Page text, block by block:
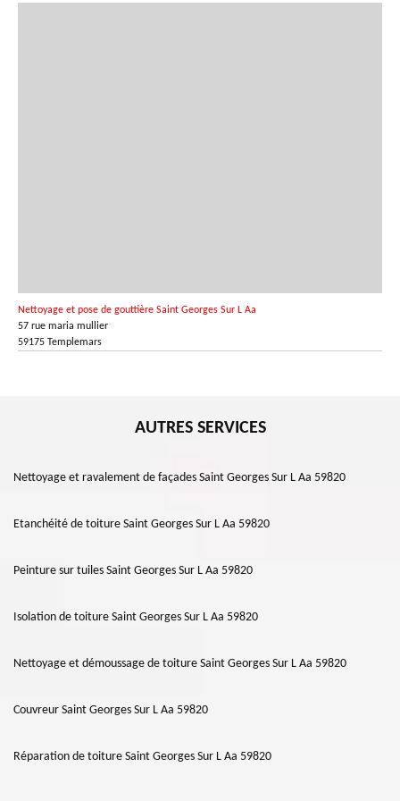
Nettoyage et pose de gouttière Saint Georges Sur L Aa
57 rue maria mullier
59175 Templemars
AUTRES SERVICES
Nettoyage et ravalement de façades Saint Georges Sur L Aa 59820
Etanchéité de toiture Saint Georges Sur L Aa 59820
Peinture sur tuiles Saint Georges Sur L Aa 59820
Isolation de toiture Saint Georges Sur L Aa 59820
Nettoyage et démoussage de toiture Saint Georges Sur L Aa 59820
Couvreur Saint Georges Sur L Aa 59820
Réparation de toiture Saint Georges Sur L Aa 59820